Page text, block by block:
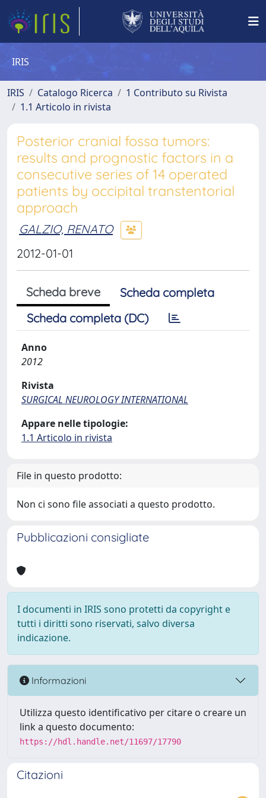
IRIS
IRIS Catalogo Ricerca
1 Contributo su Rivista
1.1 Articolo in rivista
Posterior cranial fossa tumors:
results and prognostic factors in a
consecutive series of 14 operated
patients by occipital transtentorial
approach
GALZIO, RENATO
2012-01-01
Scheda breve
Scheda completa
Scheda completa (DC)
Anno
2012
Rivista
SURGICAL NEUROLOGY INTERNATIONAL
Appare nelle tipologie:
1.1 Articolo in rivista
File in questo prodotto:
Non ci sono file associati a questo prodotto.
Pubblicazioni consigliate
I documenti in IRIS sono protetti da copyright e
tutti i diritti sono riservati, salvo diversa
indicazione.
Informazioni
Utilizza questo identificativo per citare o creare un
link a questo documento:
https://hdl.handle.net/11697/17790
Citazioni